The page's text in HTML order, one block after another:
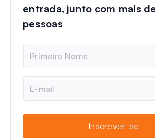
entrada, junto com mais
pessoas
m
e
m
Inscrever-se